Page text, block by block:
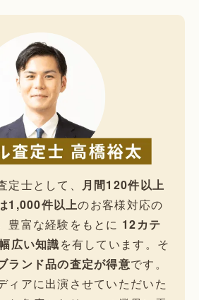
定士として、 月間120件以上
1,000件以上のお客様対応の
豊富な経験をもとに 12カテ
広い知識を有しています。そ
ランド品の査定が得意です。
ィアに出演させていただいた